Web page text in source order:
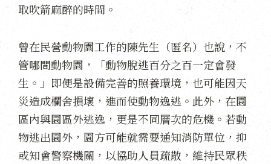
取吹箭麻醉的時間。
曾在民營動物園工作的陳先生（匿名）也說，不
管哪間動物園，「動物脫逃百分之百一定會發
生。」即便是設備完善的照養環境，也可能因天
災造成欄舍損壞，進而使動物逸逃。此外，在園
區內與園區外逃逸，更是不同層次的危機。若動
物逃出園外，園方可能就需要通知消防單位，抑
或知會警察機關，以協助人員疏散，維持民眾秩